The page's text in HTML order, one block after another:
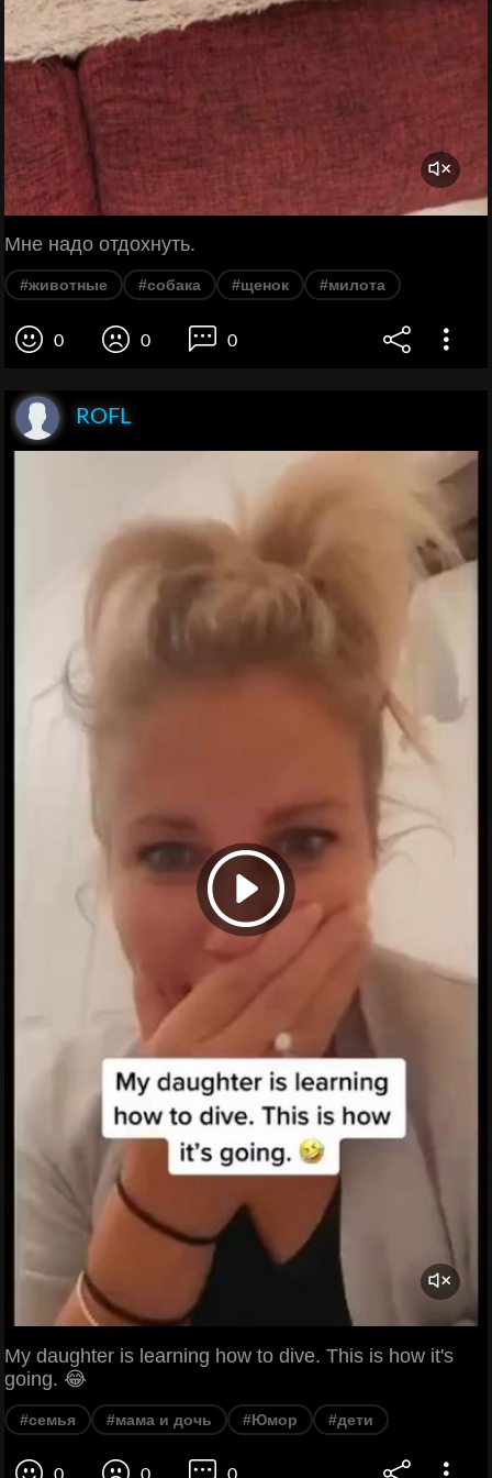
Мне надо отдохнуть.
#животные #собака #щенок #милота
0 0 0
ROFL
My daughter is learning how to dive. This is how it's
going. 😂
#семья #мама и дочь #Юмор #дети